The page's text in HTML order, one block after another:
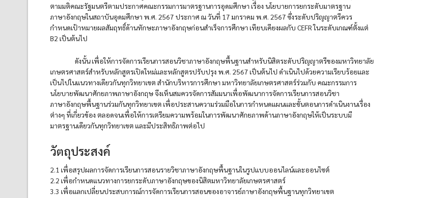
ตามมติคณะรัฐมนตรีตามประกาศคณะกรรมการมาตรฐานการอุดมศึกษา เรื่อง นโยบายการยกระดับมาตรฐาน
ภาษาอังกฤษในสถาบันอุดมศึกษา พ.ศ. 2567 ประกาศ ณ วันที่ 17 มกราคม พ.ศ. 2567 ซึ่งระดับปริญญาตรีควร
กําหนดเป้าหมายผลสัมฤทธิ์ด้านทักษะภาษาอังกฤษก่อนสําเร็จการศึกษา เทียบเคียงผลกับ CEFR ในระดับเกณฑ์ตั้งแต่
B2 เป็นต้นไป
ดังนั้น เพื่อให้การจัดการเรียนการสอนวิชาภาษาอังกฤษพื้นฐานสําหรับนิสิตระดับปริญญาตรีของมหาวิทยาลัย
เกษตรศาสตร์สําหรับหลักสูตรเปิดใหม่และหลักสูตรปรับปรุง พ.ศ. 2567 เป็นต้นไป ดําเนินไปด้วยความเรียบร้อยและ
เป็นไปในแนวทางเดียวกันทุกวิทยาเขต สํานักบริหารการศึกษา มหาวิทยาลัยเกษตรศาสตร์ร่วมกับ คณะกรรมการ
นโยบายพัฒนาศักยภาพภาษาอังกฤษ จึงเห็นสมควรจัดการสัมมนาเพื่อพัฒนาการจัดการเรียนการสอนวิชา
ภาษาอังกฤษพื้นฐานร่วมกันทุกวิทยาเขต เพื่อประสานความร่วมมือในการกําหนดแผนและขั้นตอนการดําเนินงานเรื่อง
ต่างๆ ที่เกี่ยวข้อง ตลอดจนเพื่อให้การเตรียมความพร้อมในการพัฒนาศักยภาพด้านภาษาอังกฤษให้เป็นระบบมี
มาตรฐานเดียวกันทุกวิทยาเขต และมีประสิทธิภาพต่อไป
วัตถุประสงค์
2.1 เพื่อสรุปผลการจัดการเรียนการสอนรายวิชาภาษาอังกฤษพื้นฐานในรูปแบบออนไลน์และออนไซต์
2.2 เพื่อกําหนดแนวทางการยกระดับภาษาอังกฤษของนิสิตมหาวิทยาลัยเกษตรศาสตร์
3.3 เพื่อแลกเปลี่ยนประสบการณ์การจัดการเรียนการสอนของอาจารย์ภาษาอังกฤษพื้นฐานทุกวิทยาเขต